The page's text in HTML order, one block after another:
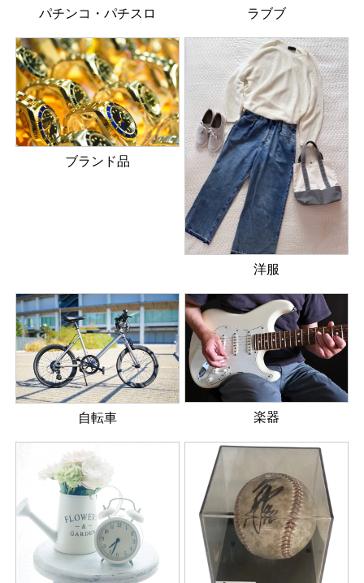
パチンコ・パチスロ ラブブ
ブランド品
洋服
自転車 楽器